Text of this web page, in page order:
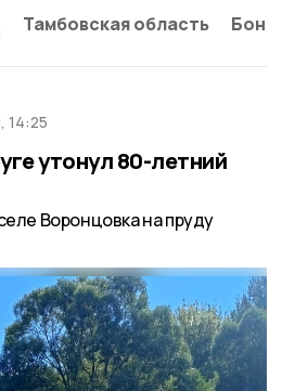
Тамбовская область
14:25
утонул 80-летний
Воронцовка на пруду